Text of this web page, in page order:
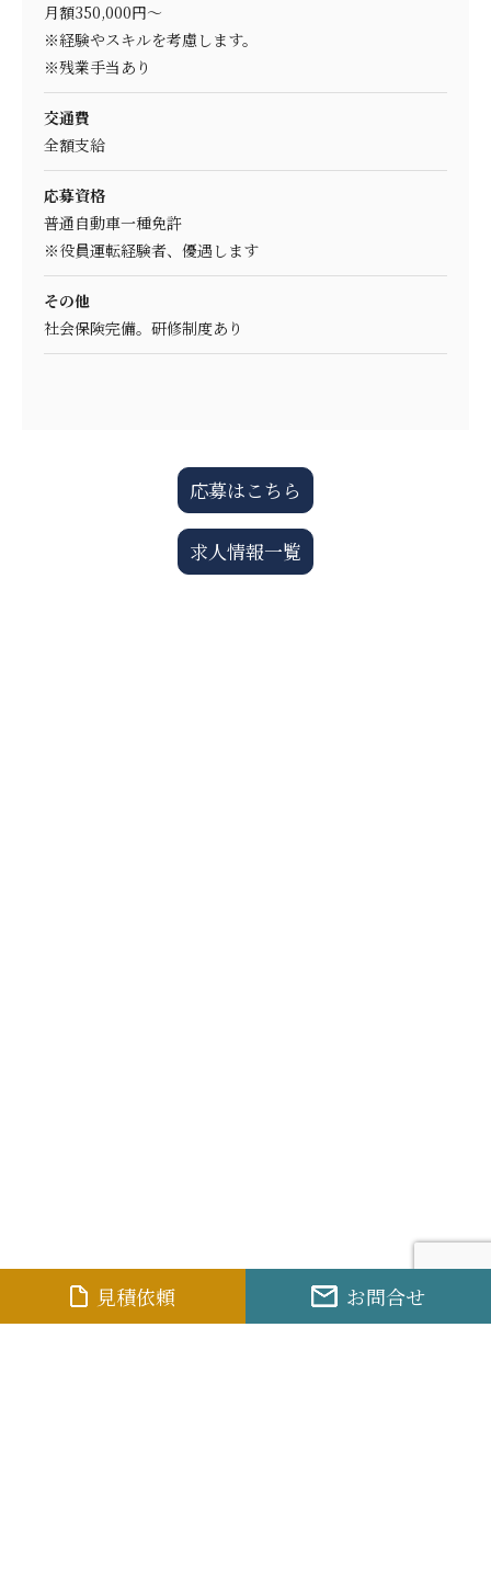
見積依頼 お問合せ
月額350,000円～
※経験やスキルを考慮します。
※残業手当あり
交通費
全額支給
応募資格
普通自動車一種免許
※役員運転経験者、優遇します
その他
社会保険完備。研修制度あり
応募はこちら
求人情報一覧